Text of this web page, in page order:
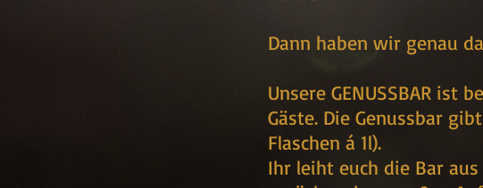
Dann haben wir genau
Unsere GENUSSBAR ist
Gäste. Die Genussbar
Flaschen á 1l).
Ihr leiht euch die Bar